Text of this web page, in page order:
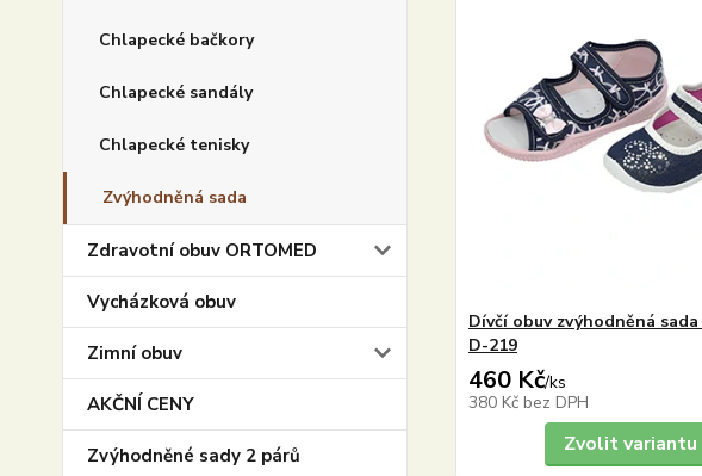
Chlapecké bačkory
Chlapecké sandály
Chlapecké tenisky
Zvýhodněná sada
Zdravotní obuv ORTOMED
Vycházková obuv
Zimní obuv
AKČNÍ CENY
Zvýhodněné sady 2 párů
Dívčí obuv zvýhodněná
D-219
460 Kč/ks
380 Kč bez DPH
Zvolit variantu